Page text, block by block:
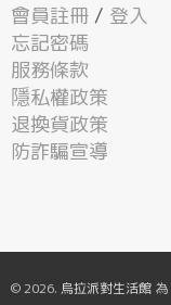
會員註冊 / 登入
忘記密碼
服務條款
隱私權政策
退換貨政策
防詐騙宣導
© 2026. 烏拉派對生活館 為